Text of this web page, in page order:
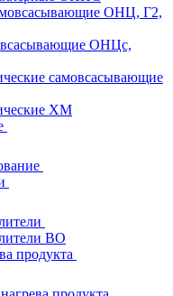
ОНЦ, Г2,
ОНЦс,
самовсасывающие
ХМ
ВО
продукта